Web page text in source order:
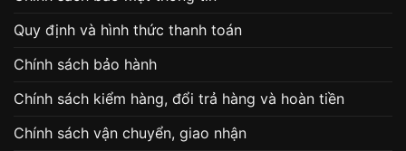
Quy định và hình thức thanh toán
Chính sách bảo hành
Chính sách kiểm hàng, đổi trả hàng và hoàn tiền
Chính sách vận chuyển, giao nhận